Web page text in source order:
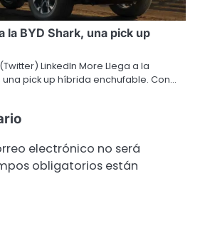
la BYD Shark, una pick up
LinkedIn More Llega a la
una pick up híbrida enchufable. Con…
electrónico no será
obligatorios están